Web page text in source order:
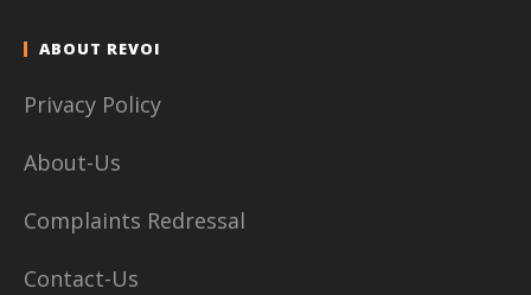
ABOUT REVOI
Privacy Policy
About-Us
Complaints Redressal
Contact-Us